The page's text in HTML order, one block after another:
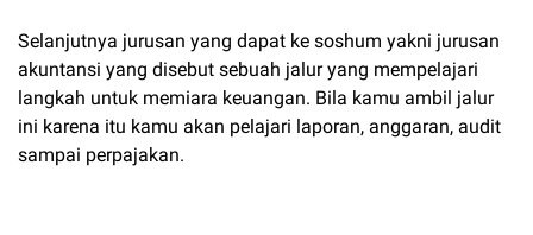
Selanjutnya jurusan yang dapat ke soshum yakni jurusan
akuntansi yang disebut sebuah jalur yang mempelajari
langkah untuk memiara keuangan. Bila kamu ambil jalur
ini karena itu kamu akan pelajari laporan, anggaran, audit
sampai perpajakan.